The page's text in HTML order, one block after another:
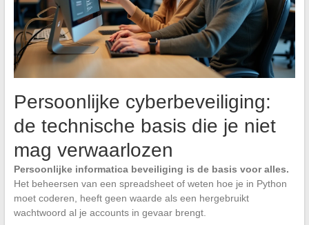
Persoonlijke cyberbeveiliging:
de technische basis die je niet
mag verwaarlozen
Persoonlijke informatica beveiliging is de basis voor alles.
Het beheersen van een spreadsheet of weten hoe je in Python
moet coderen, heeft geen waarde als een hergebruikt
wachtwoord al je accounts in gevaar brengt.